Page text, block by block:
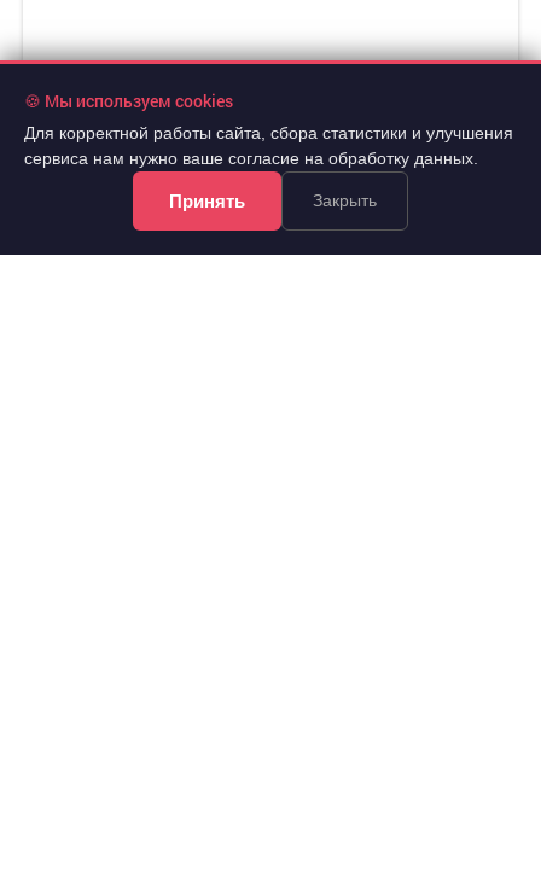
🍪 Мы используем cookies
Для корректной работы сайта, сбора статистики и улучшения
сервиса нам нужно ваше согласие на обработку данных.
Принять Закрыть